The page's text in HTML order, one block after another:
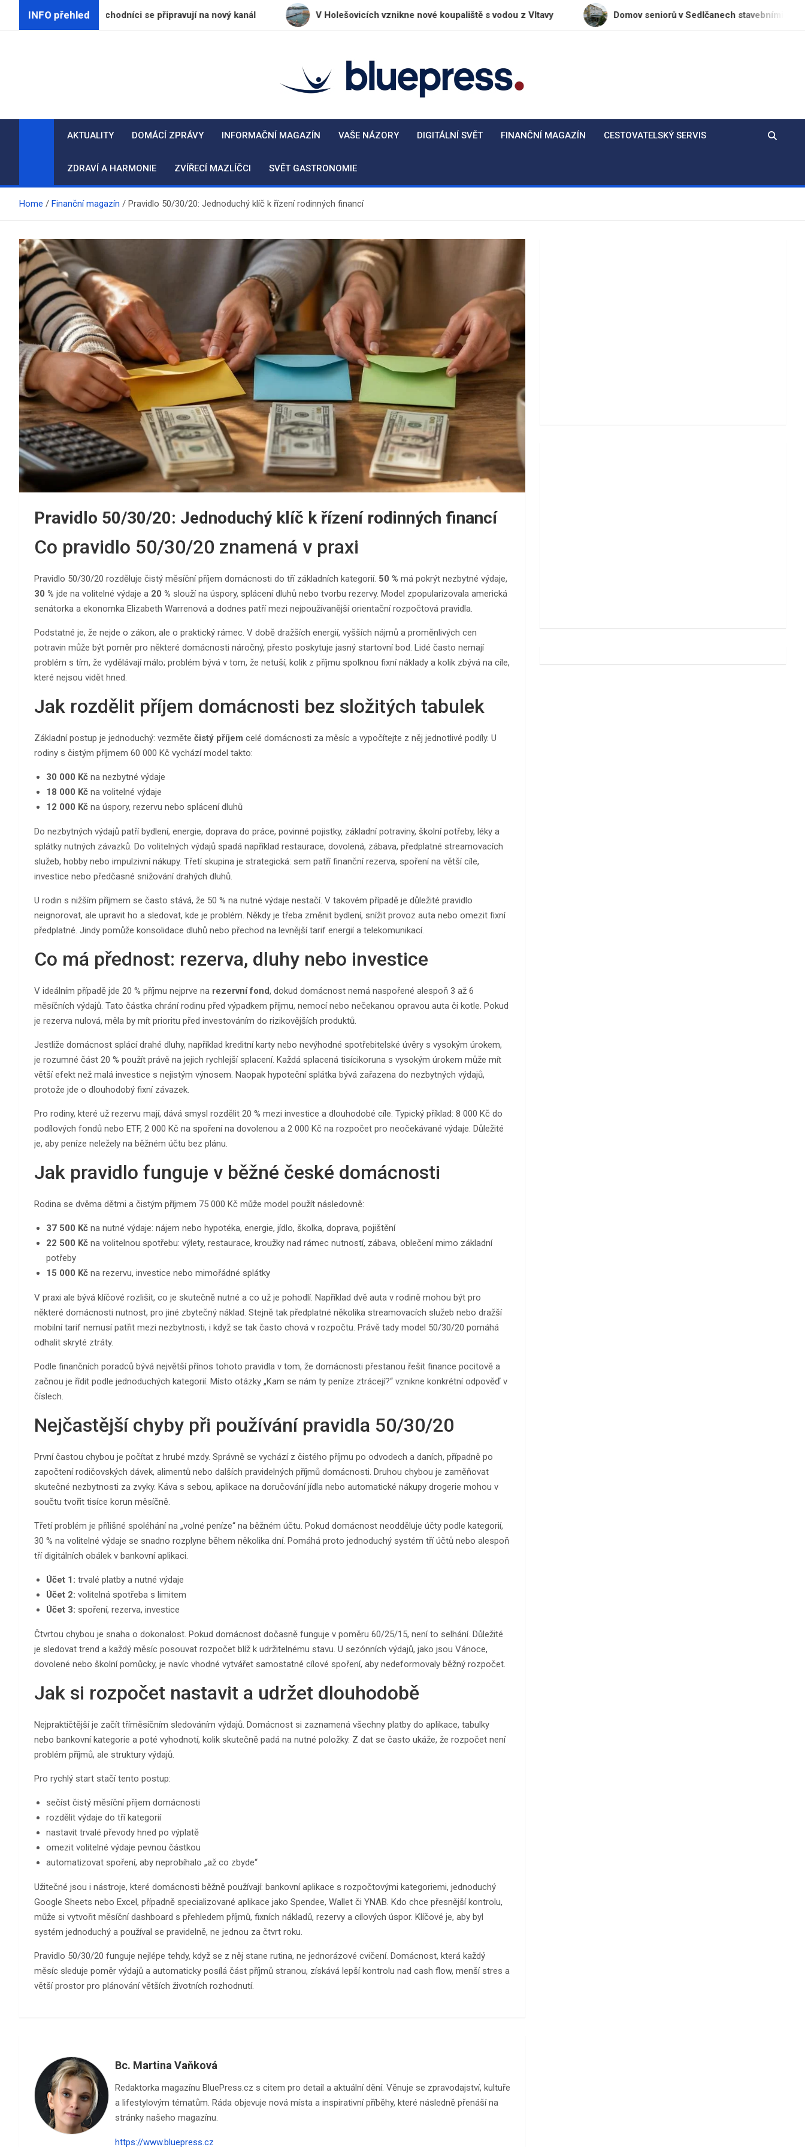
INFO přehled
za lidi, obchodníci se připravují na nový kanál V Holešovicích vznikne nové koupaliště s vodou z Vltavy Domov seniorů v Sedlčanech stavebními úpravami bojuje
BluePress.cz
AKTUALITY DOMÁCÍ ZPRÁVY INFORMAČNÍ MAGAZÍN VAŠE NÁZORY DIGITÁLNÍ SVĚT FINANČNÍ MAGAZÍN CESTOVATELSKÝ SERVIS
ZDRAVÍ A HARMONIE ZVÍŘECÍ MAZLÍČCI SVĚT GASTRONOMIE
Home Finanční magazín Pravidlo 50/30/20: Jednoduchý klíč k řízení rodinných financí
Pravidlo 50/30/20: Jednoduchý klíč k řízení rodinných financí
Co pravidlo 50/30/20 znamená v praxi
Pravidlo 50/30/20 rozděluje čistý měsíční příjem domácnosti do tří základních kategorií. 50 % má pokrýt nezbytné výdaje,
30 % jde na volitelné výdaje a 20 % slouží na úspory, splácení dluhů nebo tvorbu rezervy. Model zpopularizovala americká
senátorka a ekonomka Elizabeth Warrenová a dodnes patří mezi nejpoužívanější orientační rozpočtová pravidla.
Podstatné je, že nejde o zákon, ale o praktický rámec. V době dražších energií, vyšších nájmů a proměnlivých cen
potravin může být poměr pro některé domácnosti náročný, přesto poskytuje jasný startovní bod. Lidé často nemají
problém s tím, že vydělávají málo; problém bývá v tom, že netuší, kolik z příjmu spolknou fixní náklady a kolik zbývá na cíle,
které nejsou vidět hned.
Jak rozdělit příjem domácnosti bez složitých tabulek
Základní postup je jednoduchý: vezměte čistý příjem celé domácnosti za měsíc a vypočítejte z něj jednotlivé podíly. U
rodiny s čistým příjmem 60 000 Kč vychází model takto:
30 000 Kč na nezbytné výdaje
18 000 Kč na volitelné výdaje
12 000 Kč na úspory, rezervu nebo splácení dluhů
Do nezbytných výdajů patří bydlení, energie, doprava do práce, povinné pojistky, základní potraviny, školní potřeby, léky a
splátky nutných závazků. Do volitelných výdajů spadá například restaurace, dovolená, zábava, předplatné streamovacích
služeb, hobby nebo impulzivní nákupy. Třetí skupina je strategická: sem patří finanční rezerva, spoření na větší cíle,
investice nebo předčasné snižování drahých dluhů.
U rodin s nižším příjmem se často stává, že 50 % na nutné výdaje nestačí. V takovém případě je důležité pravidlo
neignorovat, ale upravit ho a sledovat, kde je problém. Někdy je třeba změnit bydlení, snížit provoz auta nebo omezit fixní
předplatné. Jindy pomůže konsolidace dluhů nebo přechod na levnější tarif energií a telekomunikací.
Co má přednost: rezerva, dluhy nebo investice
V ideálním případě jde 20 % příjmu nejprve na rezervní fond, dokud domácnost nemá naspořené alespoň 3 až 6
měsíčních výdajů. Tato částka chrání rodinu před výpadkem příjmu, nemocí nebo nečekanou opravou auta či kotle. Pokud
je rezerva nulová, měla by mít prioritu před investováním do rizikovějších produktů.
Jestliže domácnost splácí drahé dluhy, například kreditní karty nebo nevýhodné spotřebitelské úvěry s vysokým úrokem,
je rozumné část 20 % použít právě na jejich rychlejší splacení. Každá splacená tisícikoruna s vysokým úrokem může mít
větší efekt než malá investice s nejistým výnosem. Naopak hypoteční splátka bývá zařazena do nezbytných výdajů,
protože jde o dlouhodobý fixní závazek.
Pro rodiny, které už rezervu mají, dává smysl rozdělit 20 % mezi investice a dlouhodobé cíle. Typický příklad: 8 000 Kč do
podílových fondů nebo ETF, 2 000 Kč na spoření na dovolenou a 2 000 Kč na rozpočet pro neočekávané výdaje. Důležité
je, aby peníze neležely na běžném účtu bez plánu.
Jak pravidlo funguje v běžné české domácnosti
Rodina se dvěma dětmi a čistým příjmem 75 000 Kč může model použít následovně:
37 500 Kč na nutné výdaje: nájem nebo hypotéka, energie, jídlo, školka, doprava, pojištění
22 500 Kč na volitelnou spotřebu: výlety, restaurace, kroužky nad rámec nutností, zábava, oblečení mimo základní
potřeby
15 000 Kč na rezervu, investice nebo mimořádné splátky
V praxi ale bývá klíčové rozlišit, co je skutečně nutné a co už je pohodlí. Například dvě auta v rodině mohou být pro
některé domácnosti nutnost, pro jiné zbytečný náklad. Stejně tak předplatné několika streamovacích služeb nebo dražší
mobilní tarif nemusí patřit mezi nezbytnosti, i když se tak často chová v rozpočtu. Právě tady model 50/30/20 pomáhá
odhalit skryté ztráty.
Podle finančních poradců bývá největší přínos tohoto pravidla v tom, že domácnosti přestanou řešit finance pocitově a
začnou je řídit podle jednoduchých kategorií. Místo otázky „Kam se nám ty peníze ztrácejí?“ vznikne konkrétní odpověď v
číslech.
Nejčastější chyby při používání pravidla 50/30/20
První častou chybou je počítat z hrubé mzdy. Správně se vychází z čistého příjmu po odvodech a daních, případně po
započtení rodičovských dávek, alimentů nebo dalších pravidelných příjmů domácnosti. Druhou chybou je zaměňovat
skutečné nezbytnosti za zvyky. Káva s sebou, aplikace na doručování jídla nebo automatické nákupy drogerie mohou v
součtu tvořit tisíce korun měsíčně.
Třetí problém je přílišné spoléhání na „volné peníze“ na běžném účtu. Pokud domácnost neodděluje účty podle kategorií,
30 % na volitelné výdaje se snadno rozplyne během několika dní. Pomáhá proto jednoduchý systém tří účtů nebo alespoň
tří digitálních obálek v bankovní aplikaci.
Účet 1: trvalé platby a nutné výdaje
Účet 2: volitelná spotřeba s limitem
Účet 3: spoření, rezerva, investice
Čtvrtou chybou je snaha o dokonalost. Pokud domácnost dočasně funguje v poměru 60/25/15, není to selhání. Důležité
je sledovat trend a každý měsíc posouvat rozpočet blíž k udržitelnému stavu. U sezónních výdajů, jako jsou Vánoce,
dovolené nebo školní pomůcky, je navíc vhodné vytvářet samostatné cílové spoření, aby nedeformovaly běžný rozpočet.
Jak si rozpočet nastavit a udržet dlouhodobě
Nejpraktičtější je začít tříměsíčním sledováním výdajů. Domácnost si zaznamená všechny platby do aplikace, tabulky
nebo bankovní kategorie a poté vyhodnotí, kolik skutečně padá na nutné položky. Z dat se často ukáže, že rozpočet není
problém příjmů, ale struktury výdajů.
Pro rychlý start stačí tento postup:
sečíst čistý měsíční příjem domácnosti
rozdělit výdaje do tří kategorií
nastavit trvalé převody hned po výplatě
omezit volitelné výdaje pevnou částkou
automatizovat spoření, aby neprobíhalo „až co zbyde“
Užitečné jsou i nástroje, které domácnosti běžně používají: bankovní aplikace s rozpočtovými kategoriemi, jednoduchý
Google Sheets nebo Excel, případně specializované aplikace jako Spendee, Wallet či YNAB. Kdo chce přesnější kontrolu,
může si vytvořit měsíční dashboard s přehledem příjmů, fixních nákladů, rezervy a cílových úspor. Klíčové je, aby byl
systém jednoduchý a používal se pravidelně, ne jednou za čtvrt roku.
Pravidlo 50/30/20 funguje nejlépe tehdy, když se z něj stane rutina, ne jednorázové cvičení. Domácnost, která každý
měsíc sleduje poměr výdajů a automaticky posílá část příjmů stranou, získává lepší kontrolu nad cash flow, menší stres a
větší prostor pro plánování větších životních rozhodnutí.
Bc. Martina Vaňková
Redaktorka magazínu BluePress.cz s citem pro detail a aktuální dění. Věnuje se zpravodajství, kultuře
a lifestylovým tématům. Ráda objevuje nová místa a inspirativní příběhy, které následně přenáší na
stránky našeho magazínu.
https://www.bluepress.cz